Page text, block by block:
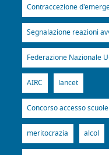
Contraccezione
Segnalazione reazioni
Federazione Nazionale
AIRC lancet
Concorso accesso
meritocrazia alcol